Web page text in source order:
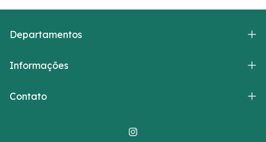
Departamentos
Informações
Contato